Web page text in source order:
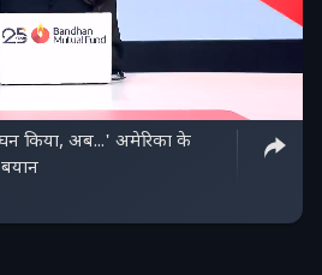
किया, अब...' अमेरिका के